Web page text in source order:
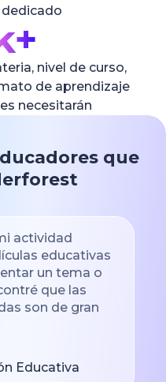
nivel de curso,
de aprendizaje
necesitarán
que
actividad
educativas
un tema o
que las
son de gran
Educativa